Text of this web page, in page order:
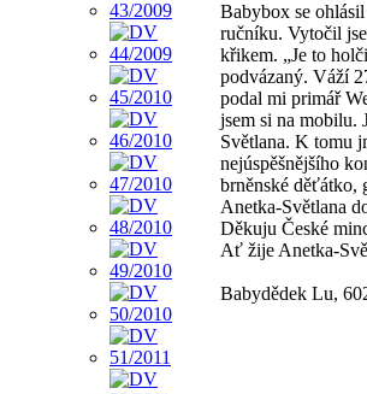
Babybox se
ručníku. Vytočil
křikem. „Je to
podvázaný. Váží
podal mi primář
jsem si na mobilu.
Světlana. K tomu
nejúspěšnějšího
brněnské děťátko,
Anetka-Světlana
Děkuju České
Ať žije Anetka-
Babydědek Lu,